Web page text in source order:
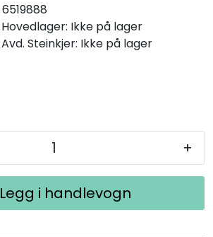
6519888
Hovedlager: Ikke på lager
Avd. Steinkjer: Ikke på lager
+
Legg i handlevogn